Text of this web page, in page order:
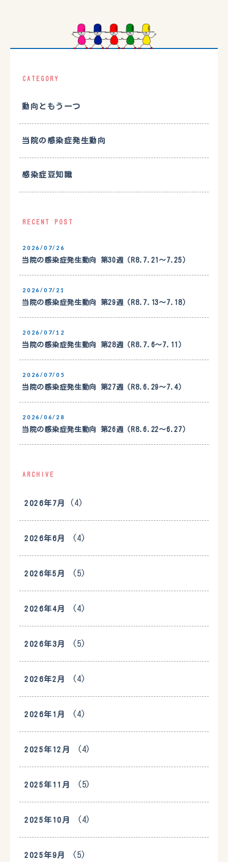
CATEGORY
動向ともう一つ
当院の感染症発生動向
感染症豆知識
RECENT POST
2026/07/26
当院の感染症発生動向 第30週（R8.7.21〜7.25）
2026/07/21
当院の感染症発生動向 第29週（R8.7.13〜7.18）
2026/07/12
当院の感染症発生動向 第28週（R8.7.6〜7.11）
2026/07/05
当院の感染症発生動向 第27週（R8.6.29〜7.4）
2026/06/28
当院の感染症発生動向 第26週（R8.6.22〜6.27）
ARCHIVE
2026年7月 (4)
2026年6月 (4)
2026年5月 (5)
2026年4月 (4)
2026年3月 (5)
2026年2月 (4)
2026年1月 (4)
2025年12月 (4)
2025年11月 (5)
2025年10月 (4)
2025年9月 (5)